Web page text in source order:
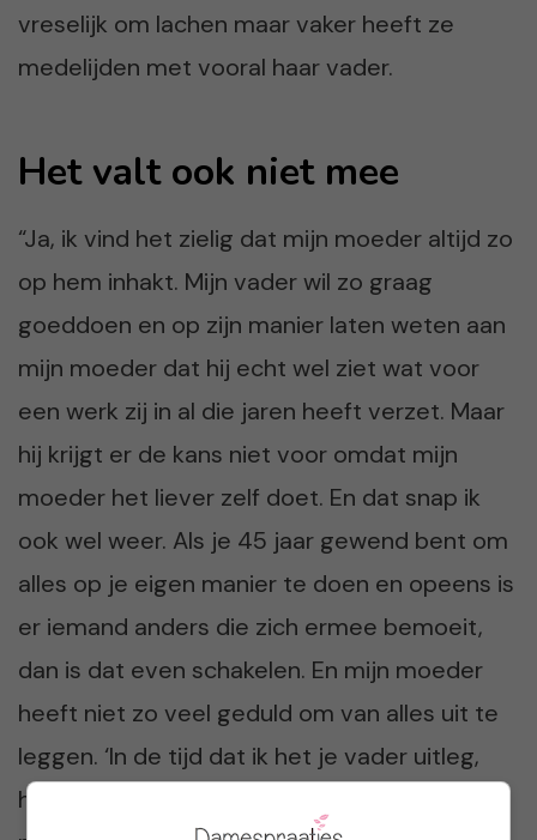
vreselijk om lachen maar vaker heeft ze
medelijden met vooral haar vader.
Het valt ook niet mee
“Ja, ik vind het zielig dat mijn moeder altijd zo
op hem inhakt. Mijn vader wil zo graag
goeddoen en op zijn manier laten weten aan
mijn moeder dat hij echt wel ziet wat voor
een werk zij in al die jaren heeft verzet. Maar
hij krijgt er de kans niet voor omdat mijn
moeder het liever zelf doet. En dat snap ik
ook wel weer. Als je 45 jaar gewend bent om
alles op je eigen manier te doen en opeens is
er iemand anders die zich ermee bemoeit,
dan is dat even schakelen. En mijn moeder
heeft niet zo veel geduld om van alles uit te
leggen. ‘In de tijd dat ik het je vader uitleg,
heb ik het zelf al tien kaar gedaan’ vindt mijn